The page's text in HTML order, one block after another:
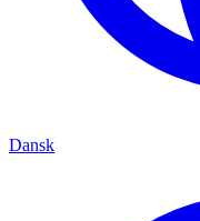
Dansk